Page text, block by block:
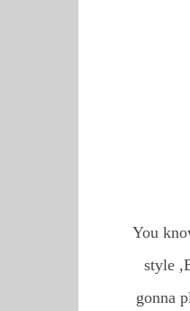
You
style
gonna